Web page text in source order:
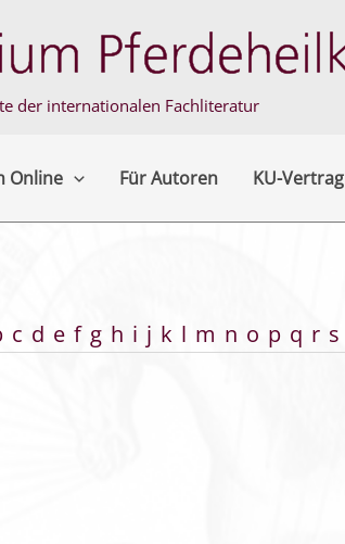
der internationalen Fachliteratur
Online Für Autoren KU-Vertrag
c d e f g h i j k l m n o p q r s